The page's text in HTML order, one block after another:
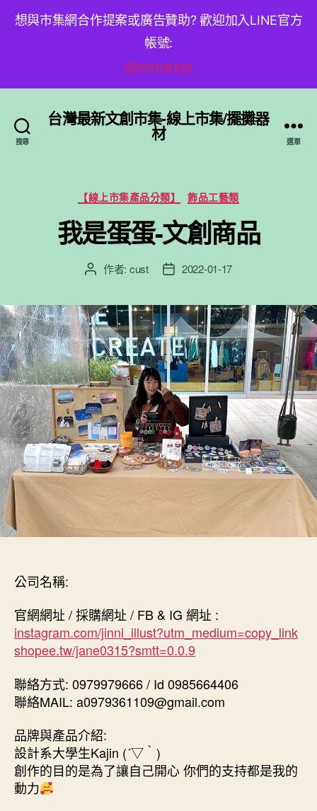
想與市集網合作提案或廣告贊助? 歡迎加入LINE官方
帳號:
@twmarket
搜尋
台灣最新文創市集-線上市集/擺攤器
材 選單
分
類
【線上市集產品分類】 飾品工藝類
我是蛋蛋-文創商品
文
者
作者: cust
文
佈
日
期
2022-01-17
公司名稱:
官網網址 / 採購網址 / FB & IG 網址 :
instagram.com/jinni_illust?utm_medium=copy_link
shopee.tw/jane0315?smtt=0.0.9
聯絡方式: 0979979666 / Id 0985664406
聯絡MAIL: a0979361109@gmail.com
品牌與產品介紹:
設計系大學生Kajin (´▽｀)
創作的目的是為了讓自己開心 你們的支持都是我的
動力